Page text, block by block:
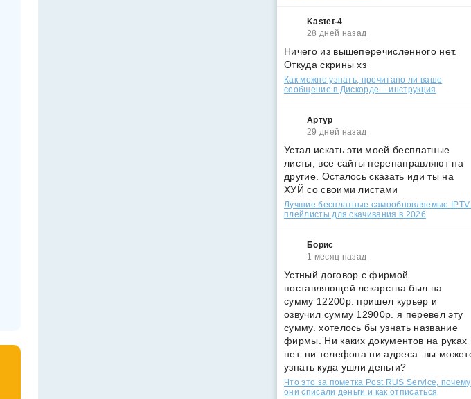
Kastet-4
28 дней назад
Ничего из вышеперечисленного нет.
Откуда скрины хз
Как можно узнать, прочитано ли ваше
сообщение в Дискорде – инструкция
Артур
29 дней назад
Устал искать эти моей бесплатные
листы, все сайты перенаправляют на
другие. Осталось сказать иди ты на
ХУЙ со своими листами
Лучшие бесплатные самообновляемые
плейлисты для скачивания в 2026
Борис
1 месяц назад
Устный договор с фирмой
поставляющей лекарства был на
сумму 12200р. пришел курьер и
озвучил сумму 12900р. я перевел эту
сумму. хотелось бы узнать название
фирмы. Ни каких документов на руках
нет. ни телефона ни адреса. вы
узнать куда ушли деньги?
Что это за пометка Post RUS Service, почему
они списали деньги и как отписаться